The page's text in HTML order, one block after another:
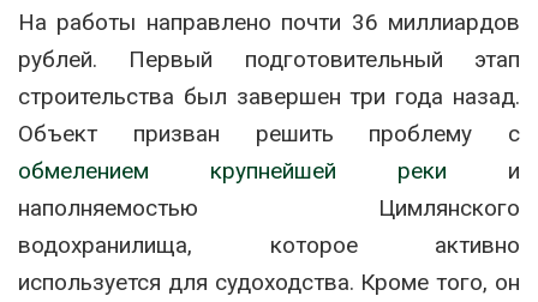
На работы направлено почти 36 миллиардов
рублей. Первый подготовительный этап
строительства был завершен три года назад.
Объект призван решить проблему с
обмелением крупнейшей реки и
наполняемостью Цимлянского
водохранилища, которое активно
используется для судоходства. Кроме того, он